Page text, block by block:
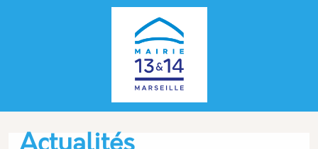
Aller au contenu principal
Panneau de gestion des cookies